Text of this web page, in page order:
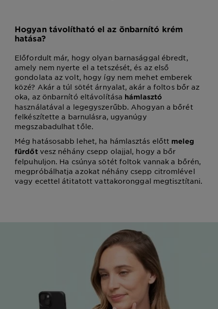
Hogyan távolítható el az önbarnító krém
hatása?
Előfordult már, hogy olyan barnasággal ébredt,
amely nem nyerte el a tetszését, és az első
gondolata az volt, hogy így nem mehet emberek
közé? Akár a túl sötét árnyalat, akár a foltos bőr az
oka, az önbarnító eltávolítása hámlasztó
használatával a legegyszerűbb. Ahogyan a bőrét
felkészítette a barnulásra, ugyanúgy
megszabadulhat tőle.
Még hatásosabb lehet, ha hámlasztás előtt meleg
fürdőtvesz néhány csepp olajjal, hogy a bőr
felpuhuljon. Ha csúnya sötét foltok vannak a bőrén,
megpróbálhatja azokat néhány csepp citromlével
vagy ecettel átitatott vattakoronggal megtisztítani.